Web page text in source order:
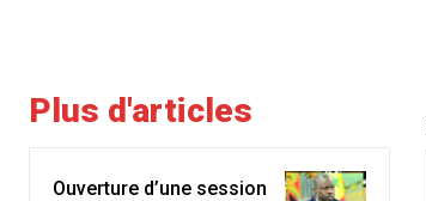
Plus d'articles
Ouverture d’une session